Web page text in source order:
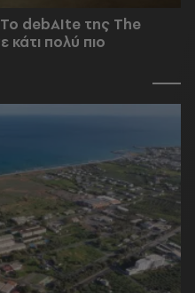
debAIte της The
πολύ πιο